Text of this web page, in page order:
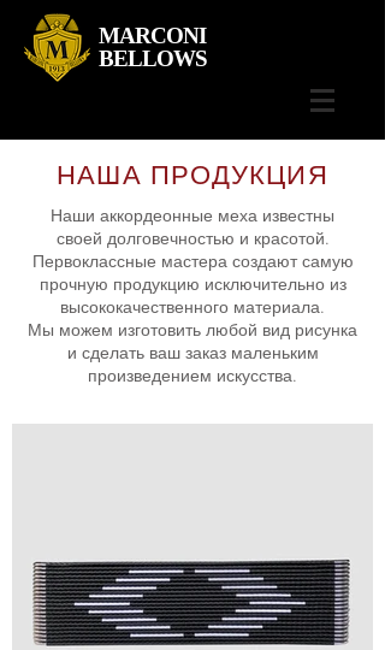
MARCONI
BELLOWS
НАША ПРОДУКЦИЯ
Наши аккордеонные меха известны
своей долговечностью и красотой.
Первоклассные мастера создают самую
прочную продукцию исключительно из
высококачественного материала.
Мы можем изготовить любой вид рисунка
и сделать ваш заказ маленьким
произведением искусства.